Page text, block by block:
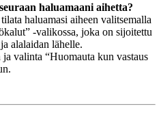
haluamaani aihetta?
haluamasi aiheen valitsemalla
-valikossa, joka on sijoitettu
alalaidan lähelle.
valinta “Huomauta kun vastaus